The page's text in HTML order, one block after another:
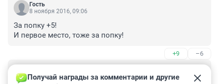
Гость
8 ноября 2016, 09:06
За попку +5!
И первое место, тоже за попку!
+9 –6
8 ноября 2016, 09:03
Получай награды за комментарии и другие